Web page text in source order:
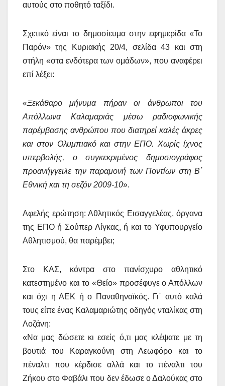
αυτούς στο ποθητό ταξίδι.
Σχετικό είναι το δημοσίευμα στην εφημερίδα «Το
Παρόν» της Κυριακής 20/4, σελίδα 43 και στη
στήλη «στα ενδότερα των ομάδων», που αναφέρει
επί λέξει:
«Ξεκάθαρο μήνυμα πήραν οι άνθρωποι του
Απόλλωνα Καλαμαριάς μέσω ραδιοφωνικής
παρέμβασης ανθρώπου που διατηρεί καλές άκρες
και στον Ολυμπιακό και στην ΕΠΟ. Χωρίς ίχνος
υπερβολής, ο συγκεκριμένος δημοσιογράφος
προανήγγειλε την παραμονή των Ποντίων στη Β΄
Εθνική και τη σεζόν 2009-10».
Αφελής ερώτηση: Αθλητικός Εισαγγελέας, όργανα
της ΕΠΟ ή Σούπερ Λίγκας, ή και το Υφυπουργείο
Αθλητισμού, θα παρέμβει;
Στο ΚΑΣ, κόντρα στο πανίσχυρο αθλητικό
κατεστημένο και το «Θείο» προσέφυγε ο Απόλλων
και όχι η ΑΕΚ ή ο Παναθηναϊκός. Γι΄ αυτό καλά
τους είπε ένας Καλαμαριώτης οδηγός νταλίκας στη
Λοζάνη:
«Να μας δώσετε κι εσείς ό,τι μας κλέψατε με τη
βουτιά του Καραγκούνη στη Λεωφόρο και το
πέναλτι που κέρδισε αλλά και το πέναλτι του
Ζήκου στο Φαβάλι που δεν έδωσε ο Δαλούκας στο